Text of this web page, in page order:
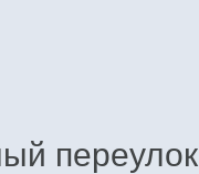
переулок